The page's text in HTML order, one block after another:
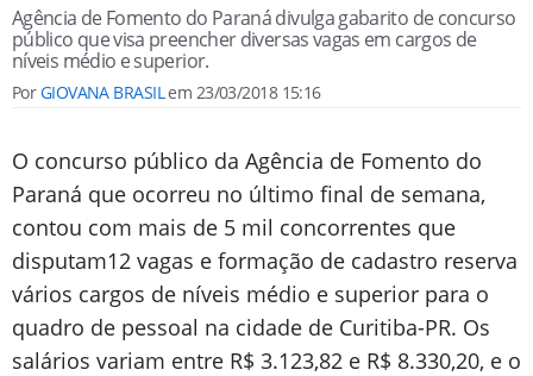
Agência de Fomento do Paraná divulga gabarito de concurso
público que visa preencher diversas vagas em cargos de
níveis médio e superior.
PorGIOVANA BRASILem 23/03/2018 15:16
O concurso público da Agência de Fomento do
Paraná que ocorreu no último final de semana,
contou com mais de 5 mil concorrentes que
disputam12 vagas e formação de cadastro reserva
vários cargos de níveis médio e superior para o
quadro de pessoal na cidade de Curitiba-PR. Os
salários variam entre R$ 3.123,82 e R$ 8.330,20, e o